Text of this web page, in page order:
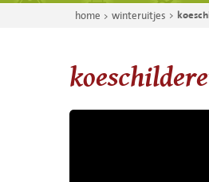
home winteruitjes